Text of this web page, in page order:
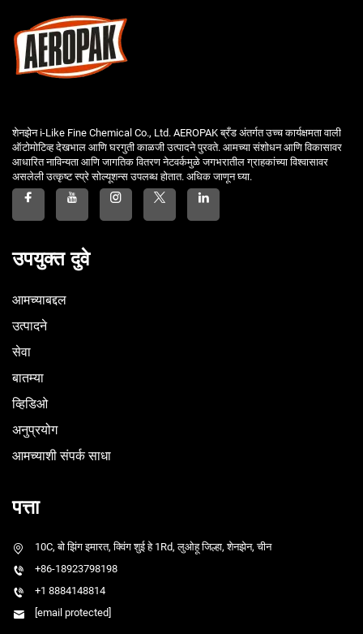
शेनझेन i-Like Fine Chemical Co., Ltd. AEROPAK ब्रँड अंतर्गत उच्च कार्यक्षमता वाली
ऑटोमोटिव्ह देखभाल आणि घरगुती काळजी उत्पादने पुरवते. आमच्या संशोधन आणि विकासावर
आधारित नाविन्यता आणि जागतिक वितरण नेटवर्कमुळे जगभरातील ग्राहकांच्या विश्वासावर
असलेली उत्कृष्ट स्प्रे सोल्यूशन्स उपलब्ध होतात. अधिक जाणून घ्या.
उपयुक्त दुवे
आमच्याबद्दल
उत्पादने
सेवा
बातम्या
व्हिडिओ
अनुप्रयोग
आमच्याशी संपर्क साधा
पत्ता
10C, बो झिंग इमारत, क्विंग शुई हे 1Rd, लुओहू जिल्हा, शेनझेन, चीन
+86-18923798198
+1 8884148814
[email protected]